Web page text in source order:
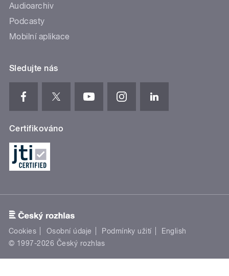
Audioarchiv
Podcasty
Mobilní aplikace
Sledujte nás
Certifikováno
Cookies Osobní údaje Podmínky užití
English
© 1997-2026 Český rozhlas